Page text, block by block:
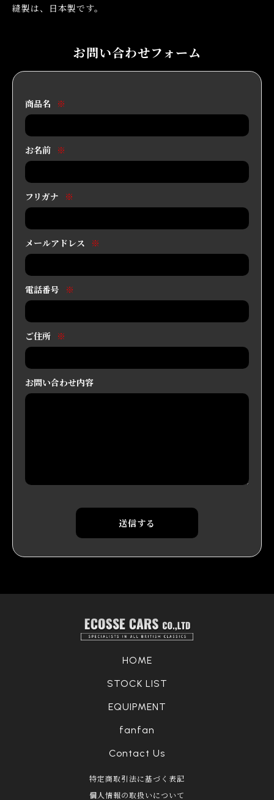
縫製は、日本製です。
お問い合わせフォーム
商品名 ※
お名前 ※
フリガナ ※
メールアドレス ※
電話番号 ※
ご住所 ※
お問い合わせ内容
HOME
STOCK LIST
EQUIPMENT
fanfan
Contact Us
特定商取引法に基づく表記
個人情報の取扱いについて